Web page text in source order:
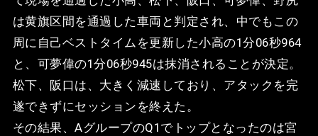
は黄旗区間を通過した車両と判定され、中でもこの
周に自己ベストタイムを更新した小高の1分06秒964
と、可夢偉の1分06秒945は抹消されることが決定。
松下、阪口は、大きく減速しており、アタックを完
遂できずにセッションを終えた。
その結果、AグループのQ1でトップとなったのは宮